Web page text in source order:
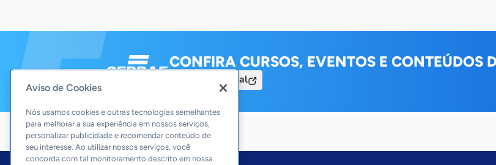
CONFIRA CURSOS, EVENTOS E CONTEÚDOS
Acesse o Portal
Aviso de Cookies
Nós usamos cookies e outras tecnologias semelhantes
para melhorar a sua experiência em nossos serviços,
personalizar publicidade e recomendar conteúdo de
seu interesse. Ao utilizar nossos serviços, você
concorda com tal monitoramento descrito em nossa